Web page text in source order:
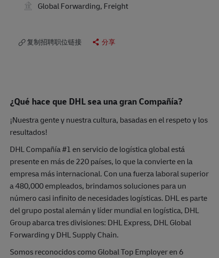
Global Forwarding, Freight
复制招聘职位链接 分享
¿Qué hace que DHL sea una gran Compañía?
¡Nuestra gente y nuestra cultura, basadas en el respeto y los
resultados!
DHL Compañía #1 en servicio de logística global está
presente en más de 220 países, lo que la convierte en la
empresa más internacional. Con una fuerza laboral superior
a 480,000 empleados, brindamos soluciones para un
número casi infinito de necesidades logísticas. DHL es parte
del grupo postal alemán y líder mundial en logística, DHL
Group abarca tres divisiones: DHL Express, DHL Global
Forwarding y DHL Supply Chain.
Somos reconocidos como Global Top Employer en 6